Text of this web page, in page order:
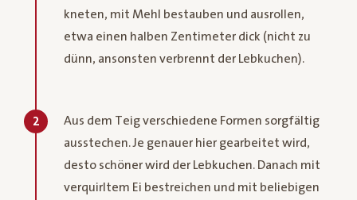
kneten, mit Mehl bestauben und ausrollen,
etwa einen halben Zentimeter dick (nicht zu
dünn, ansonsten verbrennt der Lebkuchen).
2
Aus dem Teig verschiedene Formen sorgfältig
ausstechen. Je genauer hier gearbeitet wird,
desto schöner wird der Lebkuchen. Danach mit
verquirltem Ei bestreichen und mit beliebigen